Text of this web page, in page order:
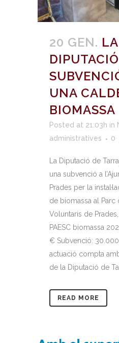
20 GEN. LA
UNA
BIOMASSA
Posted at 21:03h in
administratives
0
La Diputació de
una subvenció a
Prades per la
de biomassa al Parc
Voluntaris de
PAESC biomassa
€ Subvenció:
actuació compta
de la Diputació de
READ MORE